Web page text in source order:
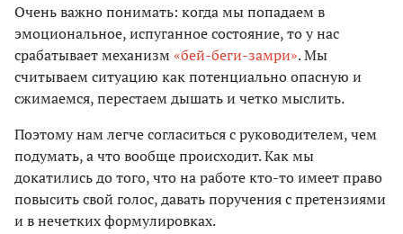
Очень важно понимать: когда мы попадаем в
эмоциональное, испуганное состояние, то у нас
срабатывает механизм«бей-беги-замри». Мы
считываем ситуацию как потенциально опасную и
сжимаемся, перестаем дышать и четко мыслить.
Поэтому нам легче согласиться с руководителем, чем
подумать, а что вообще происходит. Как мы
докатились до того, что на работе кто-то имеет право
повысить свой голос, давать поручения с претензиями
и в нечетких формулировках.